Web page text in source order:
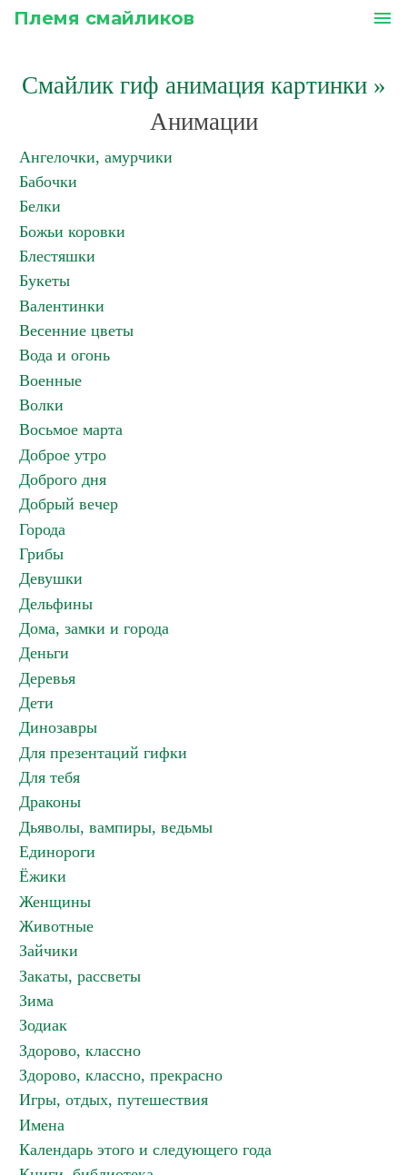
Племя смайликов menu
Смайлик гиф анимация картинки»
Анимации
Ангелочки, амурчики
Бабочки
Белки
Божьи коровки
Блестяшки
Букеты
Валентинки
Весенние цветы
Вода и огонь
Военные
Волки
Восьмое марта
Доброе утро
Доброго дня
Добрый вечер
Города
Грибы
Девушки
Дельфины
Дома, замки и города
Деньги
Деревья
Дети
Динозавры
Для презентаций гифки
Для тебя
Драконы
Дьяволы, вампиры, ведьмы
Единороги
Ёжики
Женщины
Животные
Зайчики
Закаты, рассветы
Зима
Зодиак
Здорово, классно
Здорово, классно, прекрасно
Игры, отдых, путешествия
Имена
Календарь этого и следующего года